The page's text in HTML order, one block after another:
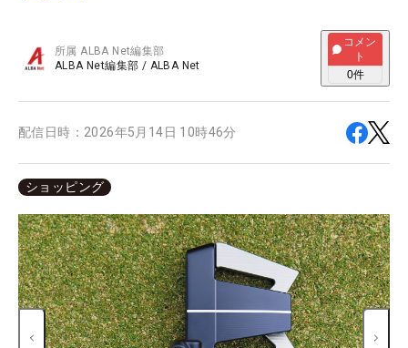
所属ALBA Net編集部
ALBA Net編集部 / ALBA Net
コメン
ト
0件
配信日時： 2026年5月14日 10時46分
ショッピング